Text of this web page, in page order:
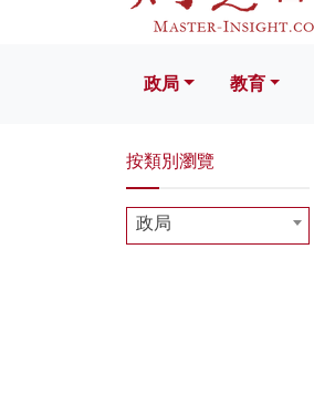
政局 教育
按類別瀏覽
政局